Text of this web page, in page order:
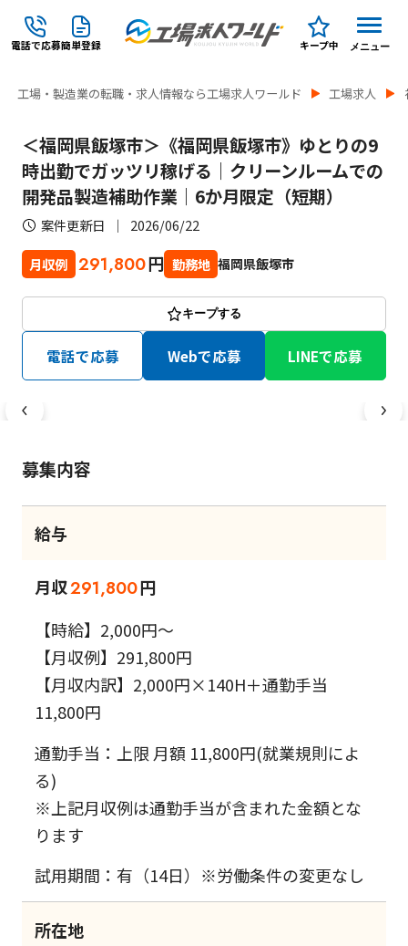
電話で応募簡単登録 キープ中 メニュー
工場・製造業の転職・求人情報なら工場求人ワールド 工場求人
＜福岡県飯塚市＞《福岡県飯塚市》ゆとりの9
時出勤でガッツリ稼げる｜クリーンルームでの
開発品製造補助作業｜6か月限定（短期）
案件更新日 2026/06/22
月収例 291,800円 勤務地 福岡県飯塚市
キープする
電話で応募 Webで応募 LINEで応募
募集内容
給与
月収291,800円
【時給】2,000円～
【月収例】291,800円
【月収内訳】2,000円×140H＋通勤手当
11,800円
通勤手当：上限 月額 11,800円(就業規則によ
る)
※上記月収例は通勤手当が含まれた金額とな
ります
試用期間：有（14日）※労働条件の変更なし
所在地